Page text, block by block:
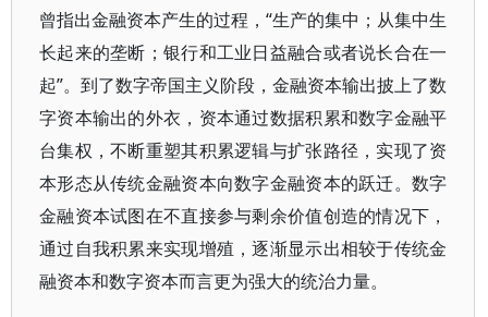
曾指出金融资本产生的过程，“生产的集中；从集中生
长起来的垄断；银行和工业日益融合或者说长合在一
起”。到了数字帝国主义阶段，金融资本输出披上了数
字资本输出的外衣，资本通过数据积累和数字金融平
台集权，不断重塑其积累逻辑与扩张路径，实现了资
本形态从传统金融资本向数字金融资本的跃迁。数字
金融资本试图在不直接参与剩余价值创造的情况下，
通过自我积累来实现增殖，逐渐显示出相较于传统金
融资本和数字资本而言更为强大的统治力量。